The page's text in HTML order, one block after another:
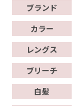
ブランド
カラー
レングス
ブリーチ
白髪